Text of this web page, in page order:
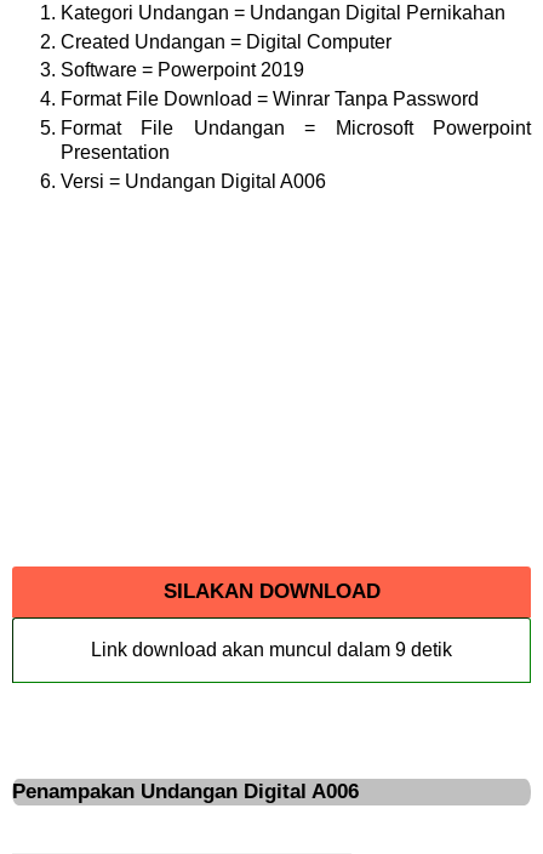
Kategori Undangan = Undangan Digital Pernikahan
Created Undangan = Digital Computer
Software = Powerpoint 2019
Format File Download = Winrar Tanpa Password
Format File Undangan = Microsoft Powerpoint
Presentation
Versi = Undangan Digital A006
SILAKAN DOWNLOAD
Link download akan muncul dalam 9 detik
Penampakan Undangan Digital A006